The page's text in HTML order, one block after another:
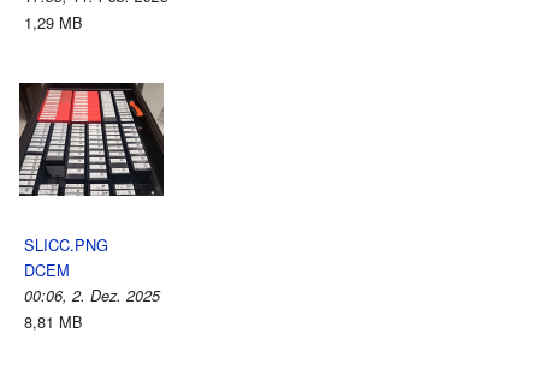
1,29 MB
SLICC.PNG
DCEM
00:06, 2. Dez. 2025
8,81 MB